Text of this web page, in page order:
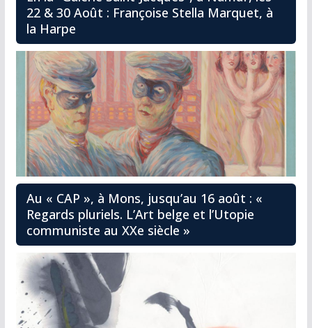
22 & 30 Août : Françoise Stella Marquet, à
la Harpe
Au « CAP », à Mons, jusqu’au 16 août : «
Regards pluriels. L’Art belge et l’Utopie
communiste au XXe siècle »